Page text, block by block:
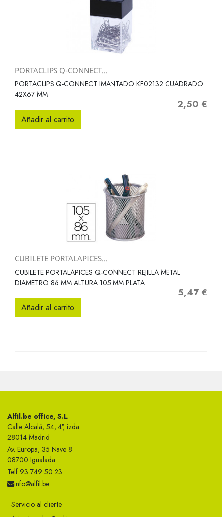
PORTACLIPS Q-CONNECT...
PORTACLIPS Q-CONNECT IMANTADO KF02132 CUADRADO
42X67 MM
Precio
2,50 €
Añadir al carrito
CUBILETE PORTALAPICES...
CUBILETE PORTALAPICES Q-CONNECT REJILLA METAL
DIAMETRO 86 MM ALTURA 105 MM PLATA
Precio
5,47 €
Añadir al carrito
Alfil.be office, S.L
Calle Alcalá, 54, 4°, izda.
28014 Madrid
Av. Europa, 35 Nave 8
08700 Igualada
Telf 93 749 50 23
info@alfil.be
Servicio al cliente